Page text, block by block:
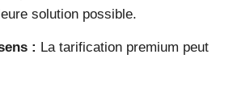
solution possible.
: La tarification premium peut